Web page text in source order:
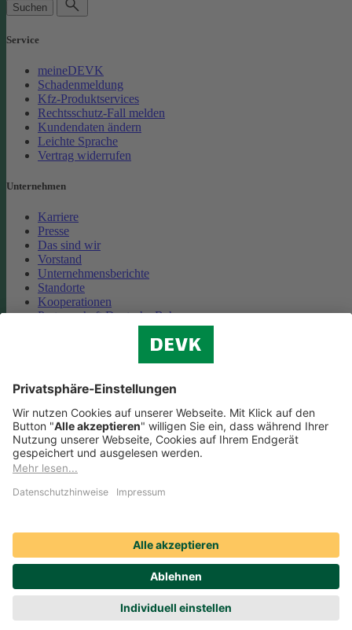
Suchen
Service
meineDEVK
Schadenmeldung
Kfz-Produktservices
Rechtsschutz-Fall melden
Kundendaten ändern
Leichte Sprache
Vertrag widerrufen
Unternehmen
Karriere
Presse
Das sind wir
Vorstand
Unternehmensberichte
Standorte
Kooperationen
Partnerschaft Deutsche Bahn
Cookie-Einstellungen
Datenschutz
Impressum
Streitbeilegung
Nutzungshinweise
Compliance
Social Media Icons sowie Verlinkungen, die mit
sind, führen auf externe Seiten. Die DEVK ist für die dortigen
Nutzungsbedingungen und Datenschutzbestimmungen nicht
verantwortlich. Mehr dazu erfahren Sie unter